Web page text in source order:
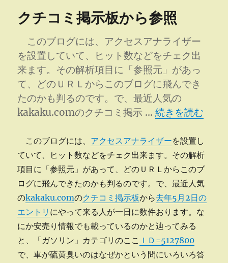
ー
イ
タ
ー
活
躍
へ
クチコミ掲示板から参照
このブログには、アクセスアナライザー
を設置していて、ヒット数などをチェク出
来ます。その解析項目に「参照元」があっ
て、どのＵＲＬからこのブログに飛んでき
たのかも判るのです。で、最近人気の
kakaku.comのクチコミ掲示 …“クチコミ掲示
続きを読む
このブログには、 アクセスアナライザーを設置し
ていて、ヒット数などをチェク出来ます。その解析
項目に「参照元」があって、どのＵＲＬからこのブ
ログに飛んできたのかも判るのです。で、最近人気
のkakaku.comのクチコミ掲示板から去年5月2日の
エントリ にやって来る人が一日に数件おります。な
にか安売り情報でも載っているのかと辿ってみる
と、「ガソリン」カテゴリのここ ＩＤ=5127800
で、車が硫黄臭いのはなぜかという問にいろいろ答